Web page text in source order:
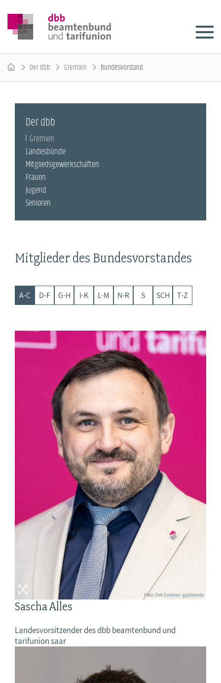
Der dbb Gremien Bundesvorstand
Mitglieder des Bundesvorstandes
A-C D-F G-H I-K L-M N-R S SCH T-Z
Foto: Dirk Guldner -guldner.de
Sascha Alles
Landesvorsitzender des dbb beamtenbund und
tarifunion saar
Der dbb
Gremien
Landesbünde
Mitgliedsgewerkschaften
Frauen
Jugend
Senioren